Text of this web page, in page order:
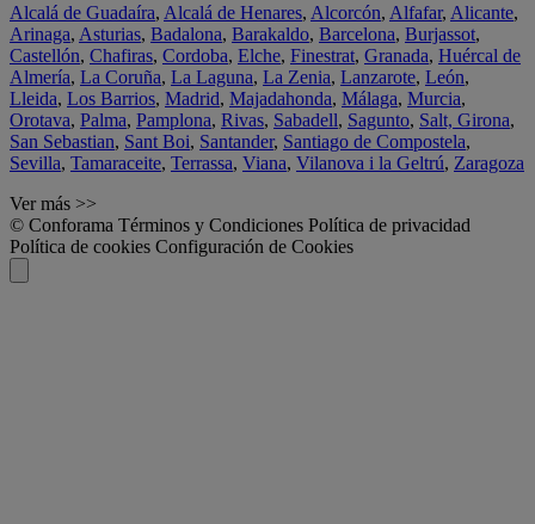
Alcalá de Guadaíra, Alcalá de Henares, Alcorcón, Alfafar, Alicante,
Arinaga, Asturias, Badalona, Barakaldo, Barcelona, Burjassot,
Castellón, Chafiras, Cordoba, Elche, Finestrat, Granada, Huércal de
Almería, La Coruña, La Laguna, La Zenia, Lanzarote, León,
Lleida, Los Barrios, Madrid, Majadahonda, Málaga, Murcia,
Orotava, Palma, Pamplona, Rivas, Sabadell, Sagunto, Salt, Girona,
San Sebastian, Sant Boi, Santander, Santiago de Compostela,
Sevilla, Tamaraceite, Terrassa, Viana, Vilanova i la Geltrú, Zaragoza
Ver más >>
© Conforama Términos y Condiciones Política de privacidad
Política de cookies Configuración de Cookies